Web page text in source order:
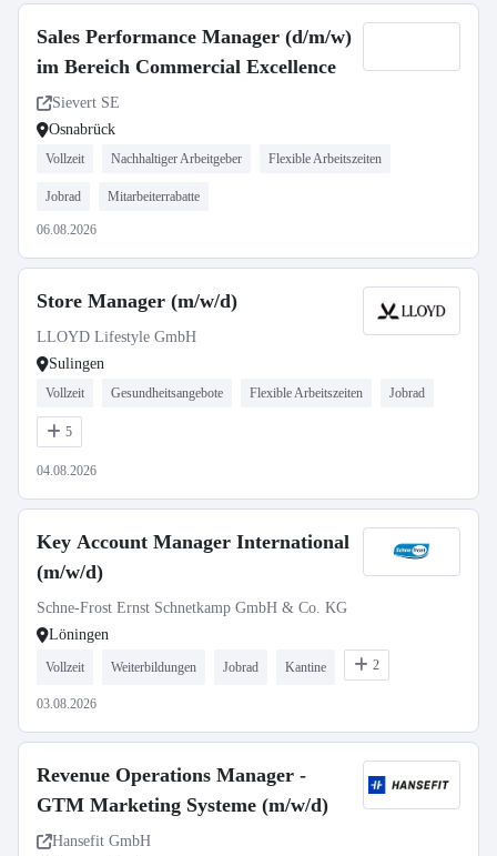
Sales Performance Manager (d/m/w)
im Bereich Commercial Excellence
Sievert SE
Osnabrück
Vollzeit Nachhaltiger Arbeitgeber Flexible Arbeitszeiten
Jobrad Mitarbeiterrabatte
06.08.2026
Store Manager (m/w/d)
LLOYD Lifestyle GmbH
Sulingen
Vollzeit Gesundheitsangebote Flexible Arbeitszeiten Jobrad
5
04.08.2026
Key Account Manager International
(m/w/d)
Schne-Frost Ernst Schnetkamp GmbH & Co. KG
Löningen
Vollzeit Weiterbildungen Jobrad Kantine 2
03.08.2026
Revenue Operations Manager -
GTM Marketing Systeme (m/w/d)
Hansefit GmbH